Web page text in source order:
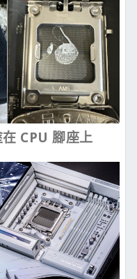
CPU 腳座上